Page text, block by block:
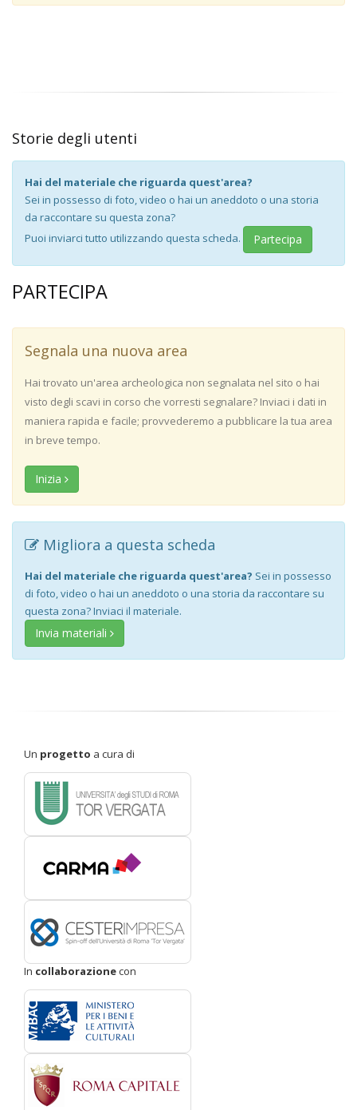
Storie degli utenti
Hai del materiale che riguarda quest'area?
Sei in possesso di foto, video o hai un aneddoto o una storia
da raccontare su questa zona?
Puoi inviarci tutto utilizzando questa scheda.
Partecipa
PARTECIPA
Segnala una nuova area
Hai trovato un'area archeologica non segnalata nel sito o hai
visto degli scavi in corso che vorresti segnalare? Inviaci i dati in
maniera rapida e facile; provvederemo a pubblicare la tua area
in breve tempo.
Inizia
Migliora a questa scheda
Hai del materiale che riguarda quest'area? Sei in possesso
di foto, video o hai un aneddoto o una storia da raccontare su
questa zona? Inviaci il materiale.
Invia materiali
Un progetto a cura di
In collaborazionecon